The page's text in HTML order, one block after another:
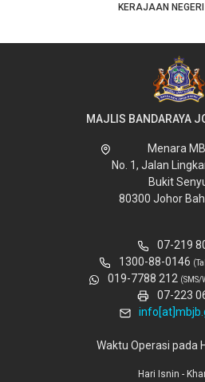
KERAJAAN
MAJLIS BANDARAYA
Menara
No. 1, Jalan
Bukit
80300 Johor
07-219
1300-88-0146
019-7788 212
07-223
Waktu Operasi pada
Hari Isnin -